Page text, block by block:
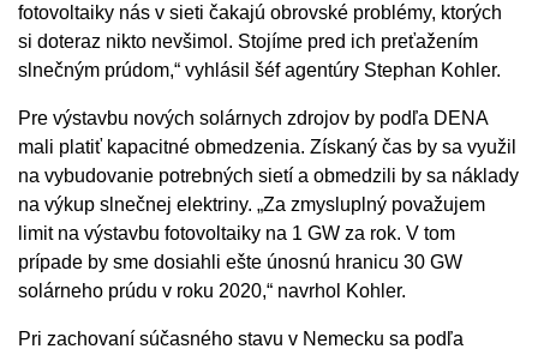
fotovoltaiky nás v sieti čakajú obrovské problémy, ktorých
si doteraz nikto nevšimol. Stojíme pred ich preťažením
slnečným prúdom,“ vyhlásil šéf agentúry Stephan Kohler.
Pre výstavbu nových solárnych zdrojov by podľa DENA
mali platiť kapacitné obmedzenia. Získaný čas by sa využil
na vybudovanie potrebných sietí a obmedzili by sa náklady
na výkup slnečnej elektriny. „Za zmysluplný považujem
limit na výstavbu fotovoltaiky na 1 GW za rok. V tom
prípade by sme dosiahli ešte únosnú hranicu 30 GW
solárneho prúdu v roku 2020,“ navrhol Kohler.
Pri zachovaní súčasného stavu v Nemecku sa podľa